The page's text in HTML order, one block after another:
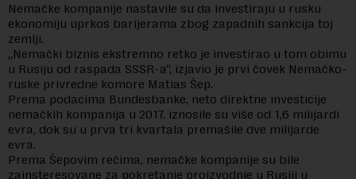
Nemačke kompanije nastavile su da investiraju u rusku
ekonomiju uprkos barijerama zbog zapadnih sankcija toj
zemlji.
„Nemački biznis ekstremno retko je investirao u tom obimu
u Rusiju od raspada SSSR-a“, izjavio je prvi čovek Nemačko-
ruske privredne komore Matias Šep.
Prema podacima Bundesbanke, neto direktne investicije
nemačkih kompanija u 2017. iznosile su više od 1,6 milijardi
evra, dok su u prva tri kvartala premašile dve milijarde
evra.
Prema Šepovim rečima, nemačke kompanije su bile
zainsteresovane za pokretanje proizvodnje u Rusiji u